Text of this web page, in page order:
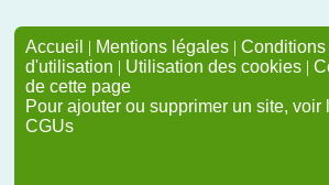
Accueil | Mentions légales |
d'utilisation | Utilisation des cookies |
de cette page
Pour ajouter ou supprimer un site, voir
CGUs